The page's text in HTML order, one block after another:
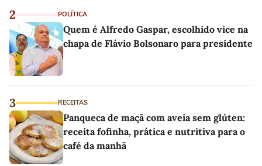
2 POLÍTICA
Quem é Alfredo Gaspar, escolhido vice na
chapa de Flávio Bolsonaro para presidente
3 RECEITAS
Panqueca de maçã com aveia sem glúten:
receita fofinha, prática e nutritiva para o
café da manhã